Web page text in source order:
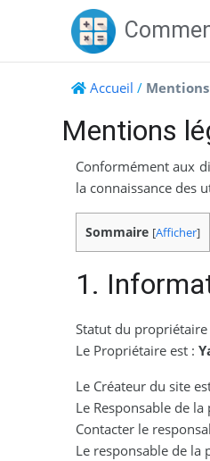
Accueil /
Mentions
Conformément aux
la connaissance des
Sommaire [Afficher]
1.
Statut du propriétaire
Le Propriétaire est :
Le Créateur du site
Le Responsable de
Contacter le
Le responsable de la